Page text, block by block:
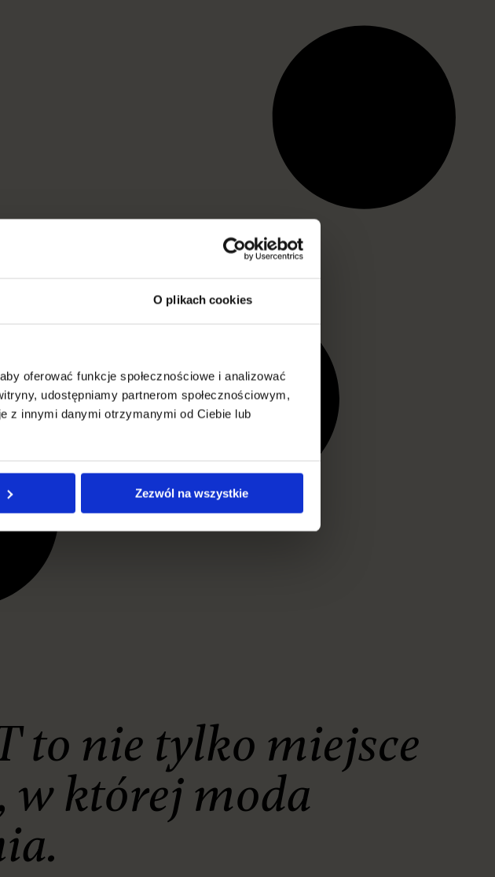
O plikach cookies
oferować funkcje społecznościowe i analizować
udostępniamy partnerom społecznościowym,
z innymi danymi otrzymanymi od Ciebie lub
Zezwól na wszystkie
to nie tylko miejsce
w której moda